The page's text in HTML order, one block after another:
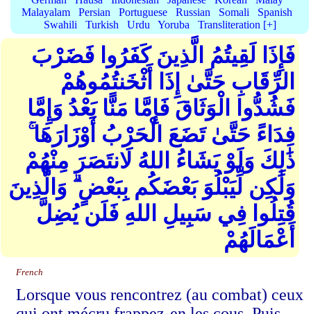
Malayalam
Persian Portuguese Russian Somali
Spanish
Swahili
Turkish Urdu Yoruba Transliteration [+]
فَإِذَا لَقِيتُمُ الَّذِينَ كَفَرُوا فَضَرْبَ
الرِّقَابِ حَتَّىٰ إِذَا أَثْخَنتُمُوهُمْ
فَشُدُّوا الْوَثَاقَ فَإِمَّا مَنًّا بَعْدُ وَإِمَّا
فِدَاءً حَتَّىٰ تَضَعَ الْحَرْبُ أَوْزَارَهَا ۚ
ذَٰلِكَ وَلَوْ يَشَاءُ اللهُ لَانتَصَرَ مِنْهُمْ
وَلَٰكِن لِّيَبْلُوَ بَعْضَكُم بِبَعْضٍ ۗ وَالَّذِينَ
قُتِلُوا فِي سَبِيلِ اللهِ فَلَن يُضِلَّ
أَعْمَالَهُمْ
French
Lorsque vous rencontrez (au combat) ceux